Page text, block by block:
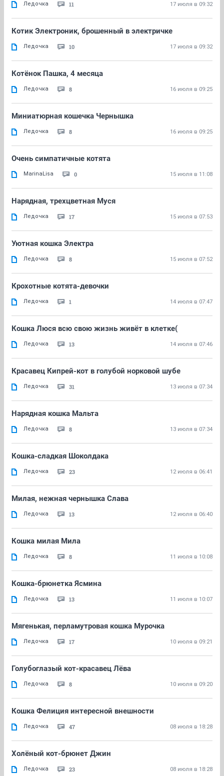
Ледочка 11 17 июля в 09:32
Котик Электроник, брошенный в электричке
Ледочка 10 17 июля в 09:32
Котёнок Пашка, 4 месяца
Ледочка 8 16 июля в 09:25
Миниатюрная кошечка Чернышка
Ледочка 8 16 июля в 09:25
Очень симпатичные котята
MarinaLisa 0 15 июля в 11:08
Нарядная, трехцветная Муся
Ледочка 17 15 июля в 07:53
Уютная кошка Электра
Ледочка 8 15 июля в 07:52
Крохотные котята-девочки
Ледочка 1 14 июля в 07:47
Кошка Люся всю свою жизнь живёт в клетке(
Ледочка 13 14 июля в 07:46
Красавец Кипрей-кот в голубой норковой шубе
Ледочка 31 13 июля в 07:34
Нарядная кошка Мальта
Ледочка 8 13 июля в 07:34
Кошка-сладкая Шоколдака
Ледочка 23 12 июля в 06:41
Милая, нежная чернышка Слава
Ледочка 13 12 июля в 06:40
Кошка милая Мила
Ледочка 8 11 июля в 10:08
Кошка-брюнетка Ясмина
Ледочка 13 11 июля в 10:07
Мягенькая, перламутровая кошка Мурочка
Ледочка 17 10 июля в 09:21
Голубоглазый кот-красавец Лёва
Ледочка 8 10 июля в 09:20
Кошка Фелиция интересной внешности
Ледочка 47 08 июля в 18:28
Холёный кот-брюнет Джин
Ледочка 23 08 июля в 18:28